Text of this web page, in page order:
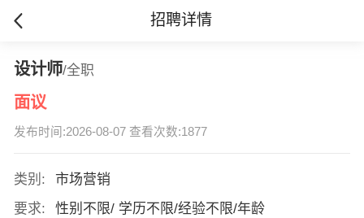
招聘详情
设计师/全职
面议
发布时间:2026-08-07 查看次数:1877
类别:
市场营销
要求:
性别不限/ 学历不限/经验不限/年龄